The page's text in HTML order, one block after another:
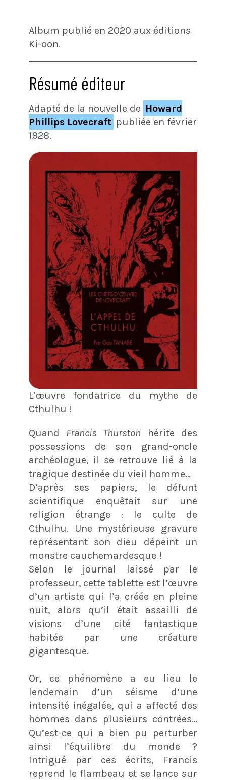
Album publié en 2020 aux éditions
Ki-oon.
Résumé éditeur
Adapté de la nouvelle de Howard
Phillips Lovecraft publiée en février
1928.
L’œuvre fondatrice du mythe de
Cthulhu !
Quand Francis Thurston hérite des
possessions de son grand-oncle
archéologue, il se retrouve lié à la
tragique destinée du vieil homme…
D’après ses papiers, le défunt
scientifique enquêtait sur une
religion étrange : le culte de
Cthulhu. Une mystérieuse gravure
représentant son dieu dépeint un
monstre cauchemardesque !
Selon le journal laissé par le
professeur, cette tablette est l’œuvre
d’un artiste qui l’a créée en pleine
nuit, alors qu’il était assailli de
visions d’une cité fantastique
habitée par une créature
gigantesque.
Or, ce phénomène a eu lieu le
lendemain d’un séisme d’une
intensité inégalée, qui a affecté des
hommes dans plusieurs contrées…
Qu’est-ce qui a bien pu perturber
ainsi l’équilibre du monde ?
Intrigué par ces écrits, Francis
reprend le flambeau et se lance sur